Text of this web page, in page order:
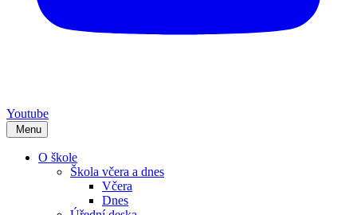
Youtube
Menu
O škole
Škola včera a dnes
Včera
Dnes